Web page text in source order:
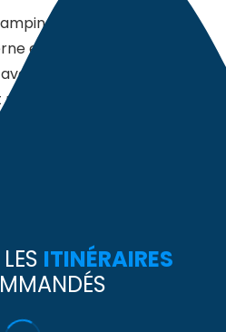
une nouvelle piste
est en service, ouverte à
des karts de location.
sur une base
ITINÉRAIRES